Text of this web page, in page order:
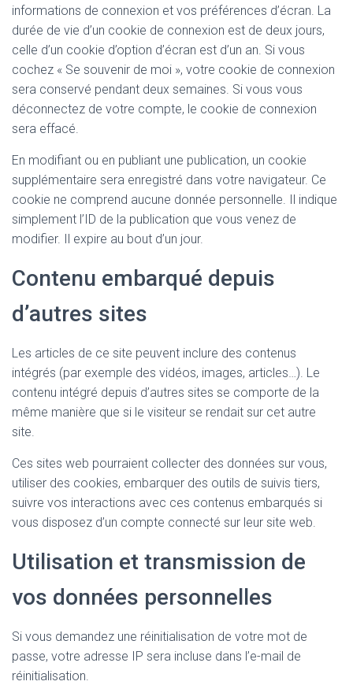
informations de connexion et vos préférences d’écran. La
durée de vie d’un cookie de connexion est de deux jours,
celle d’un cookie d’option d’écran est d’un an. Si vous
cochez « Se souvenir de moi », votre cookie de connexion
sera conservé pendant deux semaines. Si vous vous
déconnectez de votre compte, le cookie de connexion
sera effacé.
En modifiant ou en publiant une publication, un cookie
supplémentaire sera enregistré dans votre navigateur. Ce
cookie ne comprend aucune donnée personnelle. Il indique
simplement l’ID de la publication que vous venez de
modifier. Il expire au bout d’un jour.
Contenu embarqué depuis
d’autres sites
Les articles de ce site peuvent inclure des contenus
intégrés (par exemple des vidéos, images, articles…). Le
contenu intégré depuis d’autres sites se comporte de la
même manière que si le visiteur se rendait sur cet autre
site.
Ces sites web pourraient collecter des données sur vous,
utiliser des cookies, embarquer des outils de suivis tiers,
suivre vos interactions avec ces contenus embarqués si
vous disposez d’un compte connecté sur leur site web.
Utilisation et transmission de
vos données personnelles
Si vous demandez une réinitialisation de votre mot de
passe, votre adresse IP sera incluse dans l’e-mail de
réinitialisation.